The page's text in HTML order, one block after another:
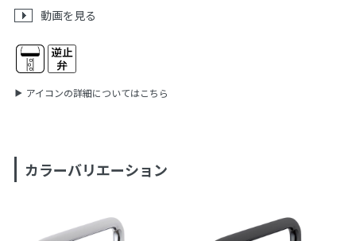
動画を見る
アイコンの詳細についてはこちら
カラーバリエーション